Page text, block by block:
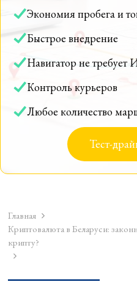
Экономия пробега и
Быстрое внедрение
Навигатор не требует
Контроль курьеров
Любое количество
Тест-
Главная
Криптовалюта в Беларуси:
крипту?